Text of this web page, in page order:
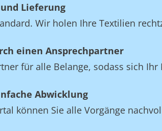
Lieferung
Wir holen Ihre Textilien
einen Ansprechpartner
für alle Belange, sodass sich
Abwicklung
können Sie alle Vorgänge